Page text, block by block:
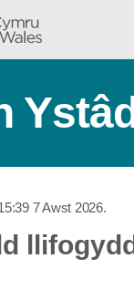
7 Awst 2026.